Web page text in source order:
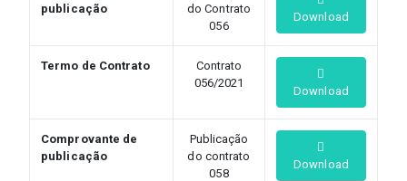
publicação
do Contrato
056
Download
Termo de Contrato
Contrato
056/2021
Download
Comprovante de
publicação
Publicação
do contrato
058
Download